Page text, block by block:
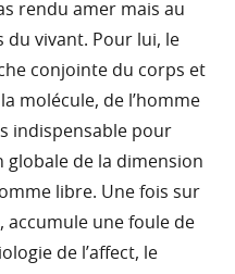
rendu amer mais au
du vivant. Pour lui, le
conjointe du corps et
molécule, de l’homme
indispensable pour
globale de la dimension
libre. Une fois sur
accumule une foule de
de l’affect, le